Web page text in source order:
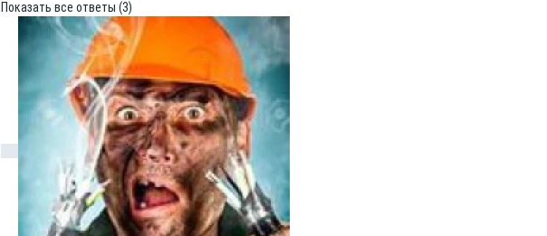
Показать все ответы (3)